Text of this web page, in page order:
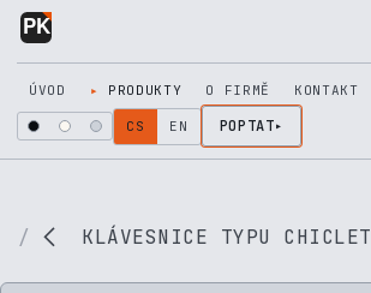
Přejít na obsah
ÚVOD PRODUKTY O FIRMĚ KONTAKT
CS EN POPTAT
KLÁVESNICE TYPU CHICLET